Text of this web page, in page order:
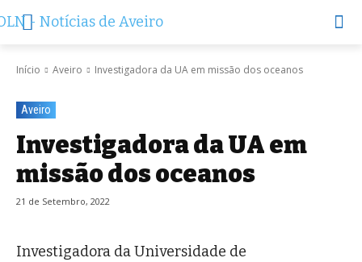
Início Aveiro Investigadora da UA em missão dos oceanos
Aveiro
Investigadora da UA em
missão dos oceanos
21 de Setembro, 2022
Investigadora da Universidade de